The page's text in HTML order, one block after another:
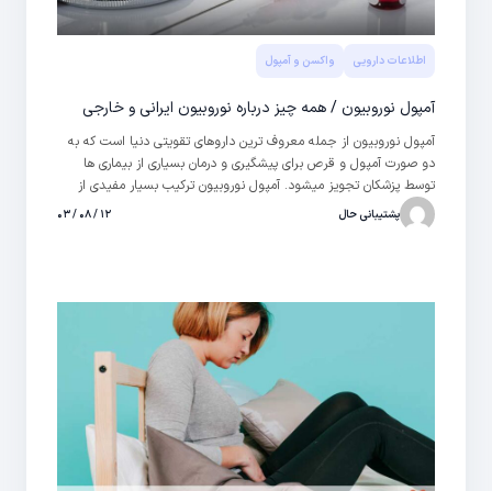
اطلاعات دارویی واکسن و آمپول
آمپول نوروبیون / همه چیز درباره نوروبیون ایرانی و خارجی
آمپول نوروبیون از جمله معروف ترین داروهای تقویتی دنیا است که به
دو صورت آمپول و قرص برای پیشگیری و درمان بسیاری از بیماری ها
توسط پزشکان تجویز میشود. آمپول نوروبیون ترکیب بسیار مفیدی از
سیانوکوبالامین (ویتامین B12)، پیریدوکسین (B6) و تیامین (B1) است.
پشتیبانی حال ۱۲ / ۰۸ / ۰۳